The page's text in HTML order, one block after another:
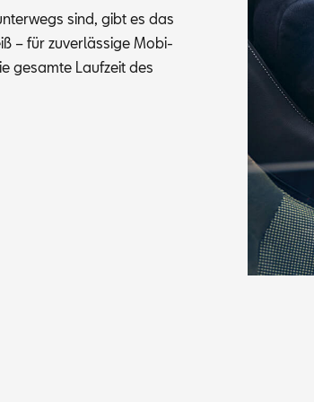
sind, gibt es das
– für zu­ver­läs­si­ge Mo­bi­
ge­sam­te Lauf­zeit des